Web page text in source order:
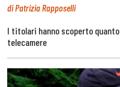
di Patrizia Rapposelli
I titolari hanno scoperto
telecamere